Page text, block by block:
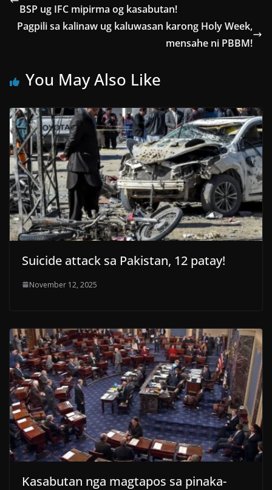
BSP ug IFC mipirma og kasabutan!
Pagpili sa kalinaw ug kaluwasan karong Holy Week,
mensahe ni PBBM!
You May Also Like
Suicide attack sa Pakistan, 12 patay!
November 12, 2025
Kasabutan nga magtapos sa pinaka-